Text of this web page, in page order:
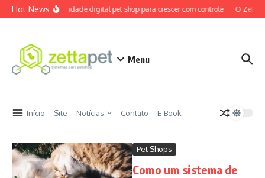
Ir para o conteúdo
Hot NewsMaturidade digital pet shop para crescer com controle O
Menu
Início Site Notícias Contato E-Book
Pet Shops
Como um sistema de